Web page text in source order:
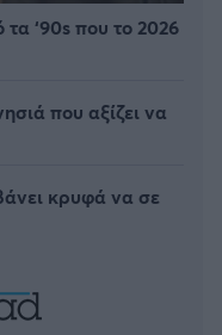
‘90s που το 2026
που αξίζει να
κρυφά να σε